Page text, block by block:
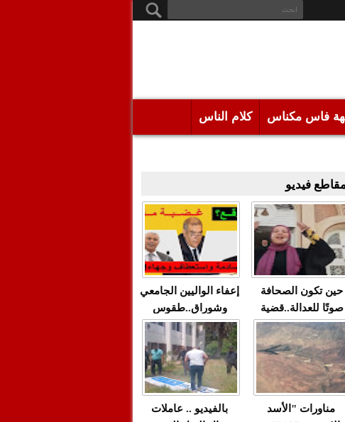
فاس مكناس كلام الناس
فيديو
حين تكون الصحافة
صوتًا للعدالة..قضية
"مولات 88 غرزة"
مثالا(فيديو)
حميد طولست
زمن تزداد فيه
العنف ضد
ويغيب فيه أحيانًا
العدالة في
الم...
إعفاء الواليين الجامعي
وشوراق..طقوس
صادمة وملتمس
"الوجهاء"؟/ صمت
وزارة الداخلية؟/أين
الوزير التوفيق؟(فيديو)
بالفيديو .. عاملات
مناورات "الأسد